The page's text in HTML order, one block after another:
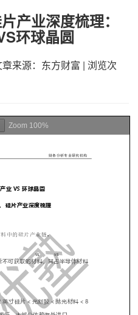
产业深度梳理：
环球晶圆
来源：东方财富 | 浏览次
Zoom 100%